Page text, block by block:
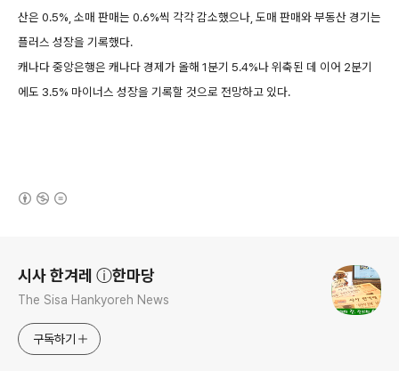
산은 0.5%, 소매 판매는 0.6%씩 각각 감소했으나, 도매 판매와 부동산 경기는
플러스 성장을 기록했다.
캐나다 중앙은행은 캐나다 경제가 올해 1분기 5.4%나 위축된 데 이어 2분기
에도 3.5% 마이너스 성장을 기록할 것으로 전망하고 있다.
시사 한겨레 ⓘ한마당
The Sisa Hankyoreh News
구독하기